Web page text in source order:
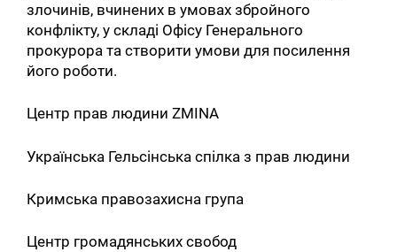
Искать:
злочинів, вчинених в умовах збройного
конфлікту, у складі Офісу Генерального
прокурора та створити умови для посилення
його роботи.
Центр прав людини ZMINA
Українська Гельсінська спілка з прав людини
Кримська правозахисна група
Центр громадянських свобод